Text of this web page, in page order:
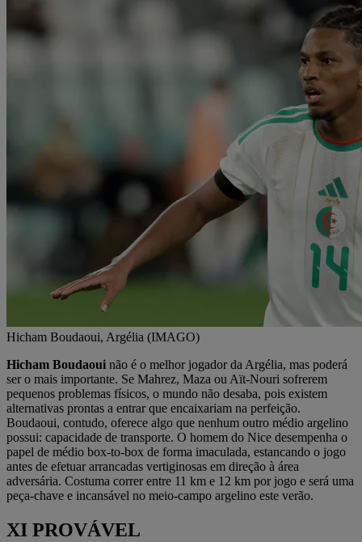
Hicham Boudaoui, Argélia (IMAGO)
Hicham Boudaoui não é o melhor jogador da Argélia, mas poderá
ser o mais importante. Se Mahrez, Maza ou Aït-Nouri sofrerem
pequenos problemas físicos, o mundo não desaba, pois existem
alternativas prontas a entrar que encaixariam na perfeição.
Boudaoui, contudo, oferece algo que nenhum outro médio argelino
possui: capacidade de transporte. O homem do Nice desempenha o
papel de médio box-to-box de forma imaculada, estancando o jogo
antes de efetuar arrancadas vertiginosas em direção à área
adversária. Costuma correr entre 11 km e 12 km por jogo e será uma
peça-chave e incansável no meio-campo argelino este verão.
XI PROVÁVEL